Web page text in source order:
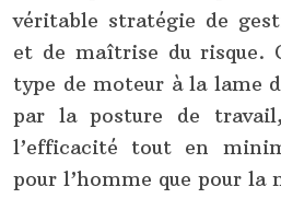
véritable stratégie de
et de maîtrise du risque.
type de moteur à la lame
par la posture de
l’efficacité tout en
pour l’homme que pour la